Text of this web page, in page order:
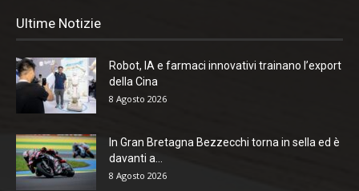
Ultime Notizie
Robot, IA e farmaci innovativi trainano l’export
della Cina
8 Agosto 2026
In Gran Bretagna Bezzecchi torna in sella ed è
davanti a...
8 Agosto 2026